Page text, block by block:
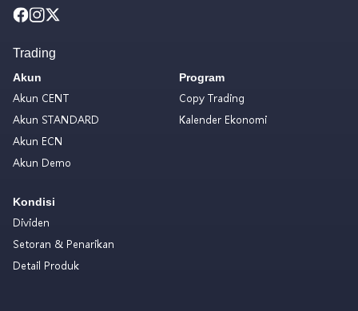
Trading
Akun
Akun CENT
Akun STANDARD
Akun ECN
Akun Demo
Kondisi
Dividen
Setoran & Penarikan
Detail Produk
Program
Copy Trading
Kalender Ekonomi